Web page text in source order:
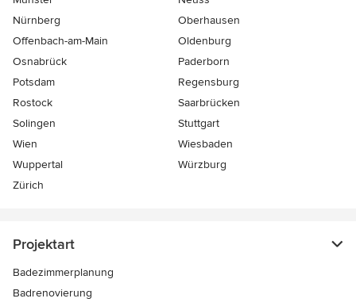
Nürnberg
Oberhausen
Offenbach-am-Main
Oldenburg
Osnabrück
Paderborn
Potsdam
Regensburg
Rostock
Saarbrücken
Solingen
Stuttgart
Wien
Wiesbaden
Wuppertal
Würzburg
Zürich
Projektart
Badezimmerplanung
Badrenovierung